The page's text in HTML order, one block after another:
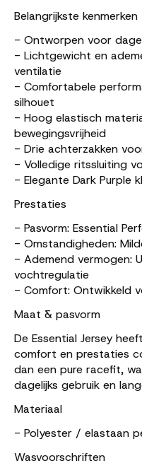
Belangrijkste kenmerken
- Ontworpen voor
- Lichtgewicht en
ventilatie
- Comfortabele
silhouet
- Hoog elastisch
bewegingsvrijheid
- Drie achterzakken
- Volledige ritssluiting
- Elegante Dark Purple
Prestaties
- Pasvorm: Essential
- Omstandigheden:
- Ademend vermogen:
vochtregulatie
- Comfort: Ontwikkeld
Maat & pasvorm
De Essential Jersey
comfort en prestaties
dan een pure racefit,
dagelijks gebruik en
Materiaal
- Polyester / elastaan
Wasvoorschriften